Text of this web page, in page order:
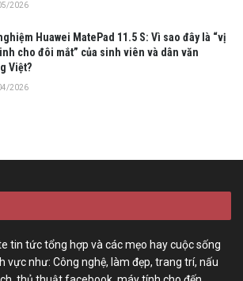
2026
Huawei MatePad 11.5 S: Vì sao đây là “vị
cho đôi mắt” của sinh viên và dân văn
Việt?
2026
tin tức tổng hợp và các mẹo hay cuộc sống
vực như: Công nghệ, làm đẹp, trang trí, nấu